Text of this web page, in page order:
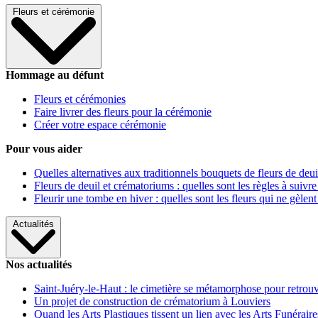
Fleurs et cérémonie
Hommage au défunt
Fleurs et cérémonies
Faire livrer des fleurs pour la cérémonie
Créer votre espace cérémonie
Pour vous aider
Quelles alternatives aux traditionnels bouquets de fleurs de
Fleurs de deuil et crématoriums : quelles sont les règles à
Fleurir une tombe en hiver : quelles sont les fleurs qui ne gèlent
Actualités
Nos actualités
Saint-Juéry-le-Haut : le cimetière se métamorphose pour
Un projet de construction de crématorium à Louviers
Quand les Arts Plastiques tissent un lien avec les Arts